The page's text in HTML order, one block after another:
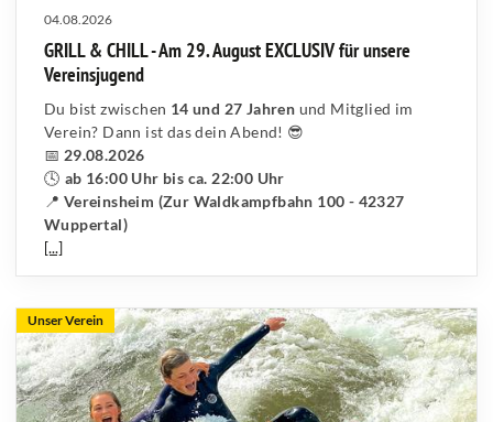
04.08.2026
GRILL & CHILL - Am 29. August EXCLUSIV für unsere
Vereinsjugend
Du bist zwischen 14 und 27 Jahren und Mitglied im
Verein? Dann ist das dein Abend! 😎
📅 29.08.2026
🕓 ab 16:00 Uhr bis ca. 22:00 Uhr
📍 Vereinsheim (Zur Waldkampfbahn 100 - 42327
Wuppertal)
[...]
Unser Verein